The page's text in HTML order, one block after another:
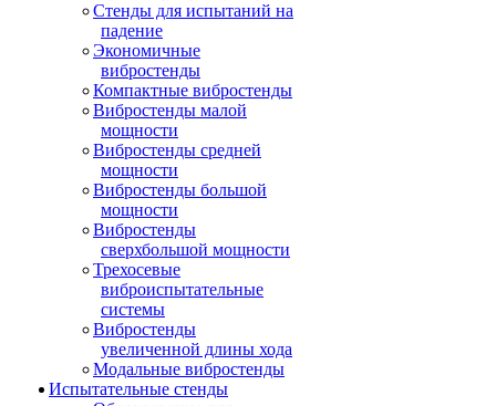
Стенды для испытаний на
падение
Экономичные
вибростенды
Компактные вибростенды
Вибростенды малой
мощности
Вибростенды средней
мощности
Вибростенды большой
мощности
Вибростенды
сверхбольшой мощности
Трехосевые
виброиспытательные
системы
Вибростенды
увеличенной длины хода
Модальные вибростенды
Испытательные стенды